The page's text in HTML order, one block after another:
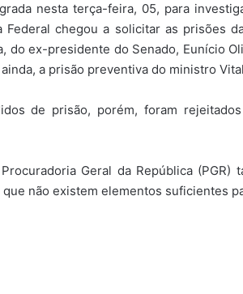
nesta terça-feira, 05, para
Federal chegou a solicitar as prisões
do ex-presidente do Senado, Eunício
a prisão preventiva do ministro
de prisão, porém, foram
Geral da República
não existem elementos suficientes